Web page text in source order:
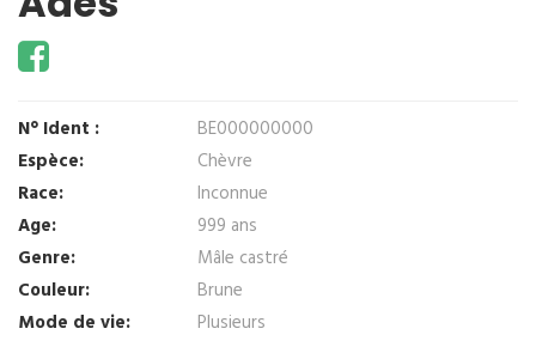
N° Ident :
BE000000000
Espèce:
Chèvre
Race:
Inconnue
Age:
999 ans
Genre:
Mâle castré
Couleur:
Brune
Mode de vie:
Plusieurs